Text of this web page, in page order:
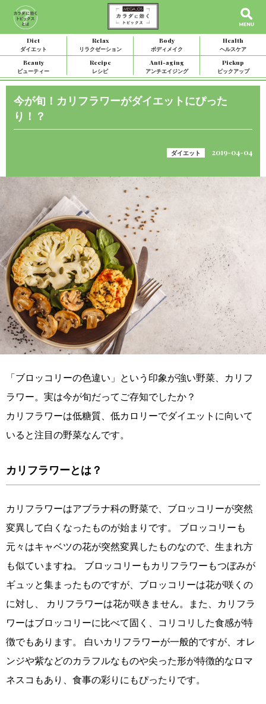
Diet
ダイエット
Relax
リラクゼーション
Body
ボディメイク
Health
ヘルスケア
Beauty
ビューティー
Recipe
レシピ
Anti-aging
アンチエイジング
Pickup
ピックアップ
今が旬！カリフラワーがダイエットにぴった
り！？
ダイエット 2019-04-04
「ブロッコリーの色違い」という印象が強い野菜、カリフ
ラワー。実は今が旬だってご存知でしたか？
カリフラワーは低糖質、低カロリーでダイエットに向いて
いると注目の野菜なんです。
カリフラワーとは？
カリフラワーはアブラナ科の野菜で、ブロッコリーが突然
変異して白くなったものが始まりです。 ブロッコリーも
元々はキャベツの花が突然変異したものなので、生まれ方
も似ていますね。 ブロッコリーもカリフラワーもつぼみが
ギュッと集まったものですが、ブロッコリーは花が咲くの
に対し、 カリフラワーは花が咲きません。また、カリフラ
ワーはブロッコリーに比べて固く、コリコリした食感が特
徴でもあります。 白いカリフラワーが一般的ですが、オレ
ンジや紫などのカラフルなものや尖った形が特徴的なロマ
ネスコもあり、食事の彩りにもぴったりです。